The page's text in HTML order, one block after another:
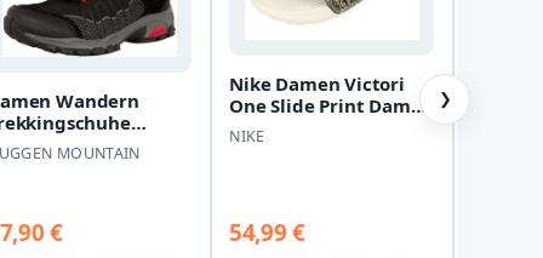
Wandern
MOUNTAIN
€
Nike Damen Victori
One Slide Print Damen
Rutschen Beige
NIKE
54,99 €
❯